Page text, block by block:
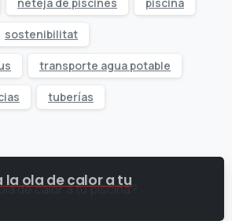
sostenibilitat
transporte agua potable
tuberías
ola de calor a tu